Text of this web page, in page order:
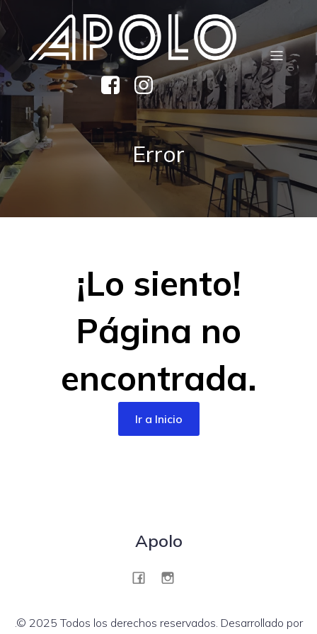
Error
¡Lo siento!
Página no
encontrada.
Ir a Inicio
Apolo
.© 2025 Todos los derechos reservados. Desarrollado por